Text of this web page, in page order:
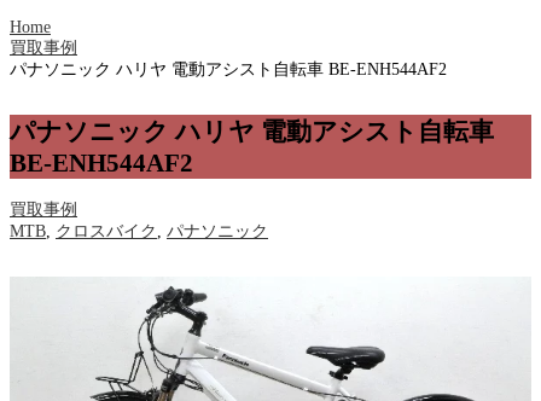
Home
買取事例
パナソニック ハリヤ 電動アシスト自転車 BE-ENH544AF2
パナソニック ハリヤ 電動アシスト自転車
BE-ENH544AF2
買取事例
MTB, クロスバイク , パナソニック